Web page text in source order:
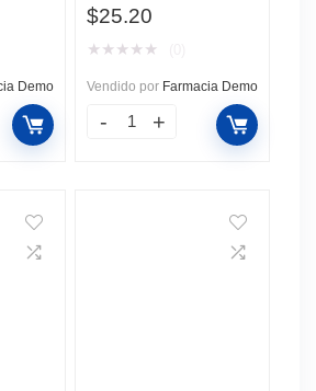
Demo
$25.20
★ ★ ★ ★ ★
Vendido por Farmacia Demo